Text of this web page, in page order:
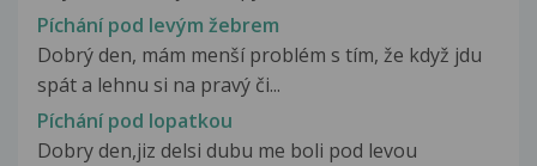
Píchání pod levým žebrem
Dobrý den, mám menší problém s tím, že když jdu
spát a lehnu si na pravý či...
Píchání pod lopatkou
Dobry den,jiz delsi dubu me boli pod levou